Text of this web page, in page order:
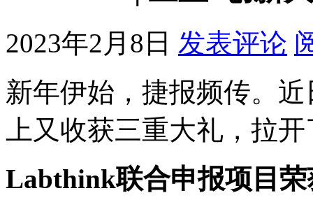
2023年2月8日 发表评论
新年伊始，捷报频传。
上又收获三重大礼，拉
Labthink联合申报项目荣